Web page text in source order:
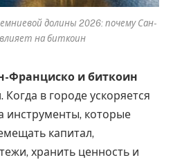
долины 2026: почему Сан-
на биткоин
Франциско и биткоин
в городе ускоряется
инструменты, которые
капитал,
хранить ценность и